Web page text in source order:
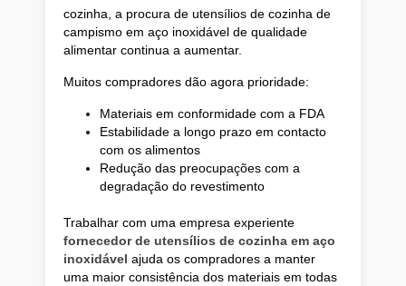
cozinha, a procura de utensílios de cozinha de
campismo em aço inoxidável de qualidade
alimentar continua a aumentar.
Muitos compradores dão agora prioridade:
Materiais em conformidade com a FDA
Estabilidade a longo prazo em contacto
com os alimentos
Redução das preocupações com a
degradação do revestimento
Trabalhar com uma empresa experiente
fornecedor de utensílios de cozinha em aço
inoxidável ajuda os compradores a manter
uma maior consistência dos materiais em todas